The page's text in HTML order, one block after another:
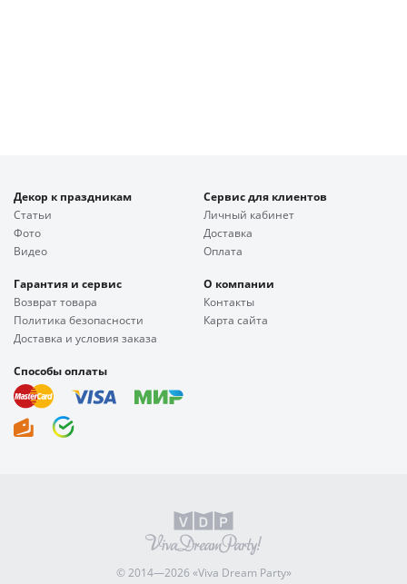
Декор к праздникам
Статьи
Фото
Видео
Сервис для клиентов
Личный кабинет
Доставка
Оплата
Гарантия и сервис
Возврат товара
Политика безопасности
Доставка и условия заказа
О компании
Контакты
Карта сайта
Способы оплаты
© 2014—2026 «Viva Dream Party»